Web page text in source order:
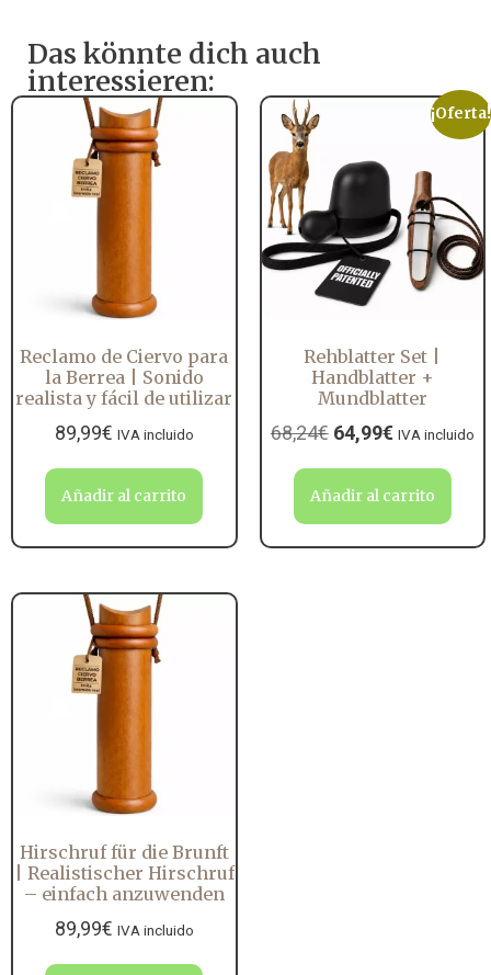
Das könnte dich auch
interessieren:
Reclamo de Ciervo para
la Berrea | Sonido
realista y fácil de utilizar
89,99€ IVA incluido
Añadir al carrito
¡Oferta!
Rehblatter Set |
Handblatter +
Mundblatter
68,24€ 64,99€ IVA incluido
Añadir al carrito
Hirschruf für die Brunft
| Realistischer Hirschruf
– einfach anzuwenden
89,99€ IVA incluido